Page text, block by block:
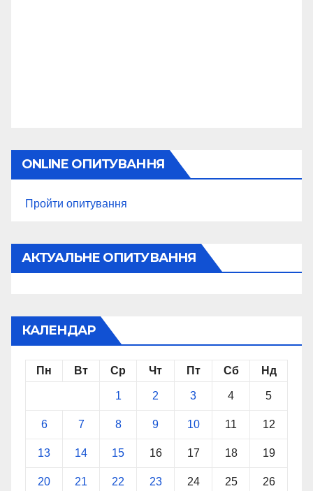
ONLINE ОПИТУВАННЯ
Пройти опитування
АКТУАЛЬНЕ ОПИТУВАННЯ
КАЛЕНДАР
Пн Вт Ср Чт Пт Сб Нд
1 2 3 4 5
6 7 8 9 10 11 12
13 14 15 16 17 18 19
20 21 22 23 24 25 26